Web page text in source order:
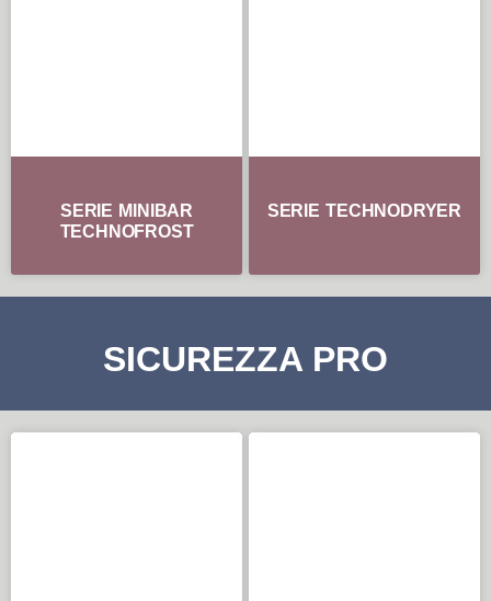
SERIE MINIBAR
TECHNOFROST
SERIE TECHNODRYER
SICUREZZA PRO